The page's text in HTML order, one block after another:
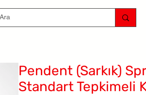
Pendent (Sarkık)
Standart Tepkimeli